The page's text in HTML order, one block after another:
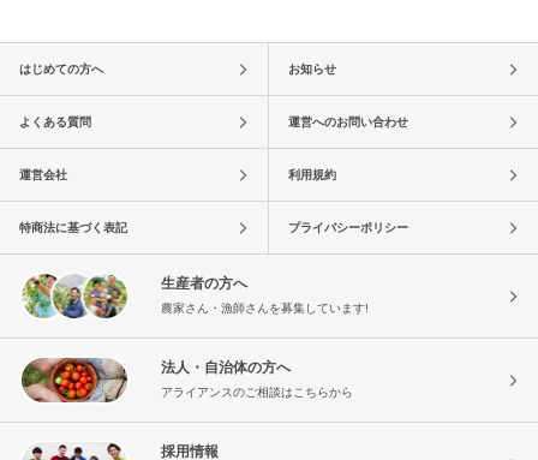
はじめての方へ お知らせ
よくある質問 運営へのお問い合わせ
運営会社 利用規約
特商法に基づく表記 プライバシーポリシー
生産者の方へ
農家さん・漁師さんを募集しています!
法人・自治体の方へ
アライアンスのご相談はこちらから
採用情報